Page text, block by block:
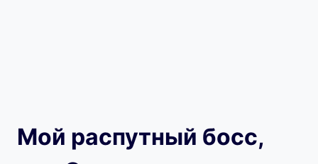
Мой распутный босс,